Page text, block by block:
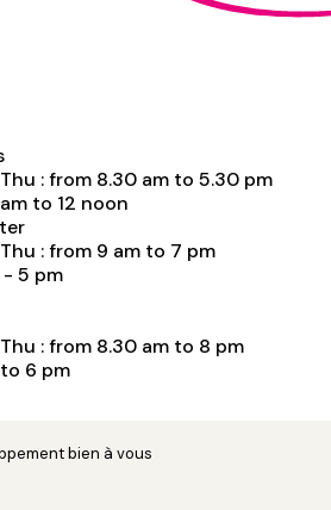
Thu : from 8.30 am to 5.30 pm
to 12 noon
: from 9 am to 7 pm
- 5 pm
: from 8.30 am to 8 pm
6 pm
bien à vous